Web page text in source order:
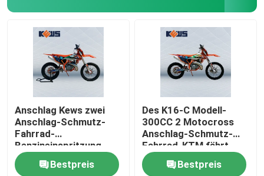
Anschlag Kews zwei
Anschlag-Schmutz-
Fahrrad-
Benzineinspritzung
Enduro-Motorrad-EFI
2
Bestpreis
Des K16-C Modell-
300CC 2 Motocross
Anschlag-Schmutz-
Fahrrad-KTM fährt
ODM rad
Bestpreis